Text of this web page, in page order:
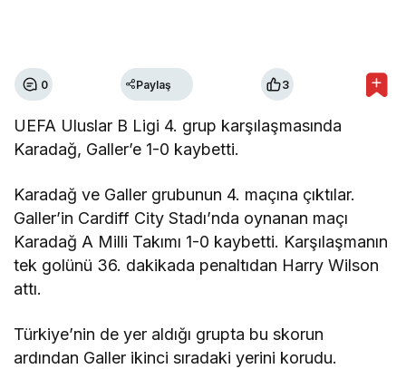
0 Paylaş 3
UEFA Uluslar B Ligi 4. grup karşılaşmasında
Karadağ, Galler’e 1-0 kaybetti.
Karadağ ve Galler grubunun 4. maçına çıktılar.
Galler’in Cardiff City Stadı’nda oynanan maçı
Karadağ A Milli Takımı 1-0 kaybetti. Karşılaşmanın
tek golünü 36. dakikada penaltıdan Harry Wilson
attı.
Türkiye’nin de yer aldığı grupta bu skorun
ardından Galler ikinci sıradaki yerini korudu.